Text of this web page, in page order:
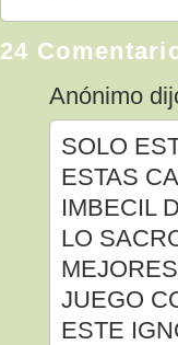
24
Anónimo
SOLO
ESTAS
IMBECIL
LO
JUEGO
ESTE